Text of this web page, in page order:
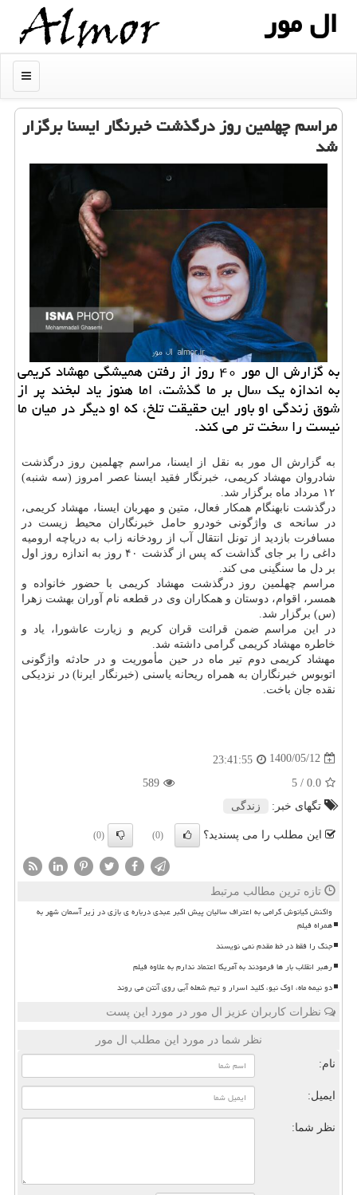
ال مور
منو
مراسم چهلمین روز درگذشت خبرنگار ایسنا برگزار
شد
به گزارش ال مور ۴۰ روز از رفتن همیشگی مهشاد کریمی
به اندازه یک سال بر ما گذشت، اما هنوز یاد لبخند پر از
شوق زندگی او باور این حقیقت تلخ، که او دیگر در میان ما
نیست را سخت تر می کند.
به گزارش ال مور به نقل از ایسنا، مراسم چهلمین روز درگذشت
شادروان مهشاد کریمی، خبرنگار فقید ایسنا عصر امروز (سه شنبه)
۱۲ مرداد ماه برگزار شد.
درگذشت نابهنگام همکار فعال، متین و مهربان ایسنا، مهشاد کریمی،
در سانحه ی واژگونی خودرو حامل خبرنگاران محیط زیست در
مسافرت بازدید از تونل انتقال آب از رودخانه زاب به دریاچه ارومیه
داغی را بر جای گذاشت که پس از گذشت ۴۰ روز به اندازه روز اول
بر دل ما سنگینی می کند.
مراسم چهلمین روز درگذشت مهشاد کریمی با حضور خانواده و
همسر، اقوام، دوستان و همکاران وی در قطعه نام آوران بهشت زهرا
(س) برگزار شد.
در این مراسم ضمن قرائت قران کریم و زیارت عاشورا، یاد و
خاطره مهشاد کریمی گرامی داشته شد.
مهشاد کریمی دوم تیر ماه در حین مأموریت و در حادثه واژگونی
اتوبوس خبرنگاران به همراه ریحانه یاسنی (خبرنگار ایرنا) در نزدیکی
نقده جان باخت.
1400/05/12
23:41:55
0.0
/ 5
589
تگهای خبر:
زندگی
این مطلب را می پسندید؟ (0)
(0)
تازه ترین مطالب مرتبط
واکنش کیانوش گرامی به اعتراف سالیان پیش اکبر عبدی درباره ی بازی در زیر آسمان شهر به
همراه فیلم
جنگ را فقط در خط مقدم نمی نویسند
رهبر انقلاب بار ها فرمودند به آمریکا اعتماد ندارم به علاوه فیلم
دو نیمه ماه، اوک نیو، کلید اسرار و تیم شعله آبی روی آنتن می روند
نظرات کاربران عزیز ال مور در مورد این پست
نظر شما در مورد این مطلب ال مور
نام:
ایمیل:
نظر شما: